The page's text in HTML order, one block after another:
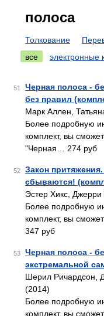
полоса
Толкование
все
электронные
51
Черная полоса -
без правил
Марк Аллен,
Более подробную
комплект, вы
"Черная… 274 руб
52
Закон
сбываются!
Эстер Хикс,
Более подробную
комплект, вы
347 руб
53
Черная полоса -
экстремальной
Шерил Ричардсон,
(2014)
Более подробную
комплект, вы